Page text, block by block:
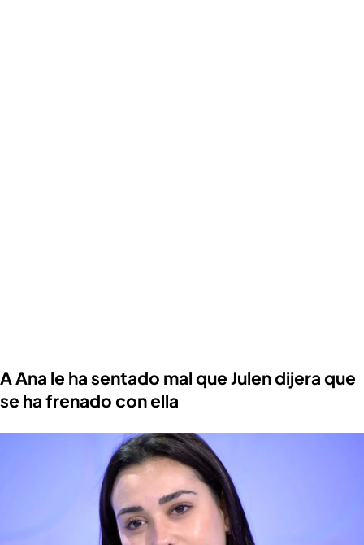
A Ana le ha sentado mal que Julen dijera que
se ha frenado con ella